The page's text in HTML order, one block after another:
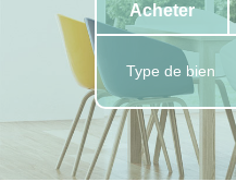
Acheter
Type de bien